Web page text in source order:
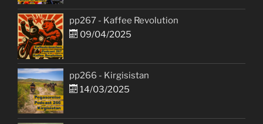
pp267 - Kaffee Revolution
09/04/2025
pp266 - Kirgisistan
14/03/2025